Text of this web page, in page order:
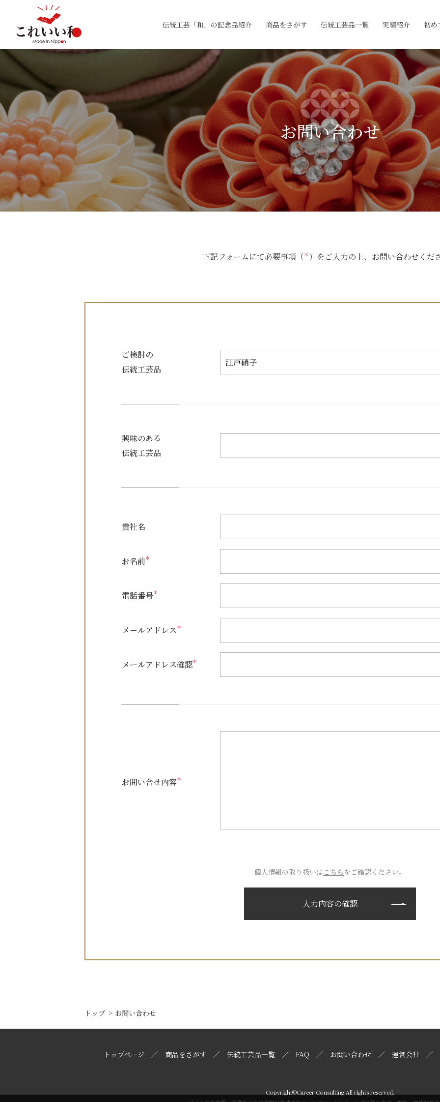
伝統工芸「和」の記念品紹介 商品をさがす 伝統工芸品一覧 実績紹介 初め
お問い合わせ
下記フォームにて必要事項（＊ ）をご入力の上、お問い合わせくだ
ご検討の
伝統工芸品
興味のある
伝統工芸品
貴社名
お名前＊
電話番号＊
メールアドレス ＊
メールアドレス確認＊
お問い合せ内容＊
個人情報の取り扱いは こちら をご確認ください。
トップ お問い合わせ
トップページ 商品をさがす 伝統工芸品一覧 FAQ お問い合わせ 運営会社
Copyright©Career Consulting All rights reserved.